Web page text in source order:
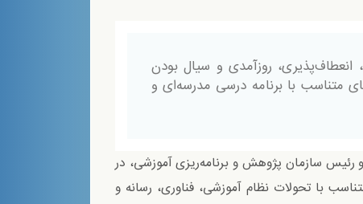
روزآمدی و سیال بودن
متناسب با برنامه درسی مدرسه‌ای و
رئيس سازمان پژوهش و برنامه‌ریزی آموزشی، در
با تحولات نظام آموزشی، فناوری، رسانه و